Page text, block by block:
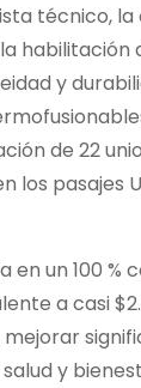
técnico,
y
de 22
los pasajes
en un 100
a casi
y